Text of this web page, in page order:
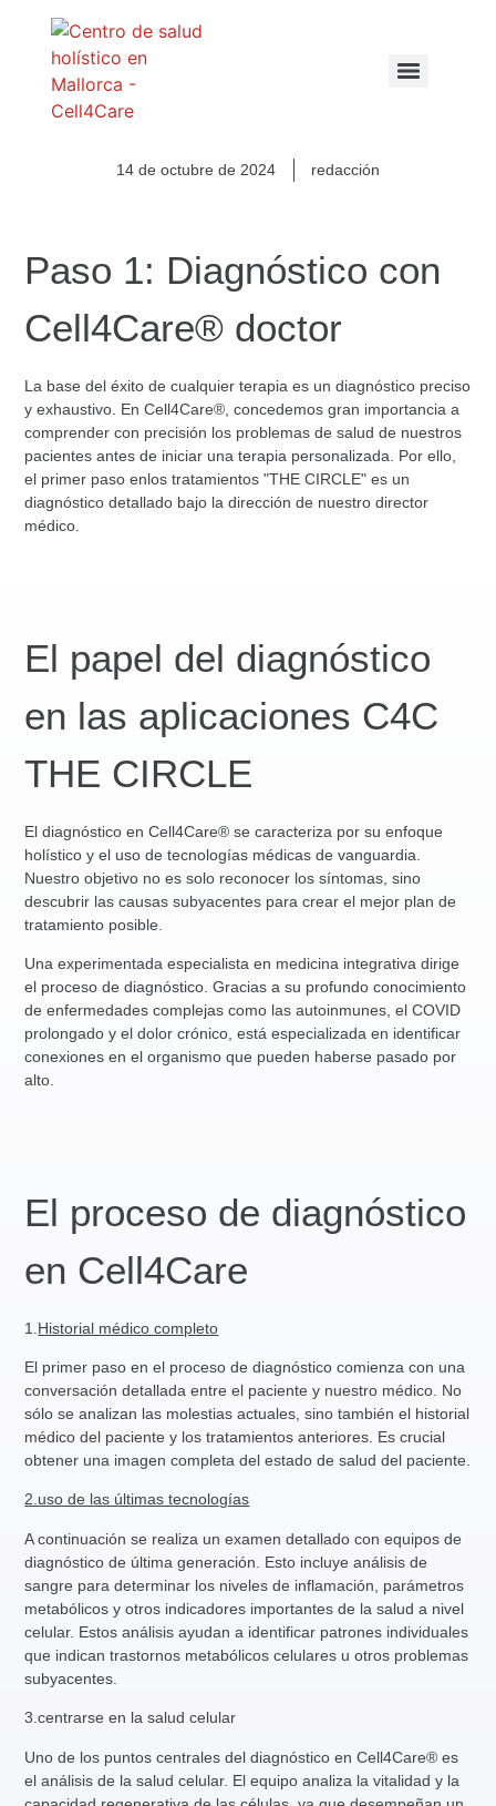
14 de octubre de 2024 redacción
Paso 1: Diagnóstico con
Cell4Care® doctor
La base del éxito de cualquier terapia es un diagnóstico preciso
y exhaustivo. EnCell4Care®, concedemos gran importancia a
comprender con precisión los problemas de salud de nuestros
pacientes antes de iniciar una terapia personalizada. Por ello,
el primer paso enlos tratamientos "THE CIRCLE" es un
diagnóstico detallado bajo la dirección de nuestro director
médico.
El papel del diagnóstico
en las aplicaciones C4C
THE CIRCLE
El diagnóstico en Cell4Care® se caracteriza por su enfoque
holístico y el uso de tecnologías médicas de vanguardia.
Nuestro objetivo no es solo reconocer los síntomas, sino
descubrir las causas subyacentes para crear el mejor plan de
tratamiento posible.
Una experimentada especialista en medicina integrativa dirige
el proceso de diagnóstico. Gracias a su profundo conocimiento
de enfermedades complejas como las autoinmunes, el COVID
prolongado y el dolor crónico, está especializada en identificar
conexiones en el organismo que pueden haberse pasado por
alto.
El proceso de diagnóstico
en Cell4Care
1. Historial médico completo
El primer paso en el proceso de diagnóstico comienza con una
conversación detallada entre el paciente y nuestro médico. No
sólo se analizan las molestias actuales, sino también el historial
médico del paciente y los tratamientos anteriores. Es crucial
obtener una imagen completa del estado de salud del paciente.
2.uso de las últimas tecnologías
A continuación se realiza un examen detallado con equipos de
diagnóstico de última generación. Esto incluyeanálisis de
sangre para determinar los niveles de inflamación, parámetros
metabólicos y otros indicadores importantes de la salud a nivel
celular. Estos análisis ayudan a identificar patrones individuales
que indican trastornos metabólicos celulares u otros problemas
subyacentes.
3 .centrarse en la salud celular
Uno de los puntos centrales del diagnóstico en Cell4Care® es
el análisis de la salud celular. El equipo analiza la vitalidad y la